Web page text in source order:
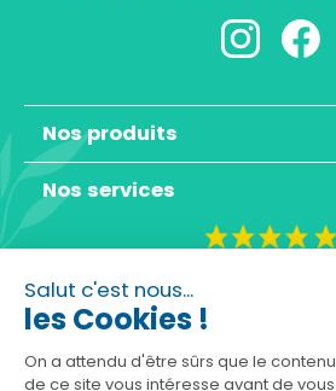
Salut c'est nous...
les Cookies !
On a attendu d'être sûrs que le contenu
de ce site vous intéresse avant de vous
Nos produits
Nos services